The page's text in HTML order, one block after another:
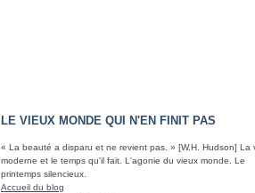
LE VIEUX MONDE QUI N'EN FINIT PAS
« La beauté a disparu et ne revient pas. » [W.H. Hudson] La
moderne et le temps qu'il fait. L'agonie du vieux monde. Le
printemps silencieux.
Accueil du blog